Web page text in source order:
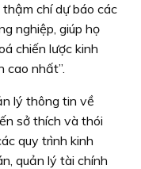
chí dự báo các
nghiệp, giúp họ
chiến lược kinh
cao nhất”.
lý thông tin về
sở thích và thói
quy trình kinh
quản lý tài chính